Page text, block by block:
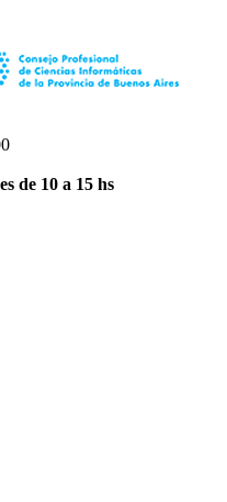
de 10 a 15 hs